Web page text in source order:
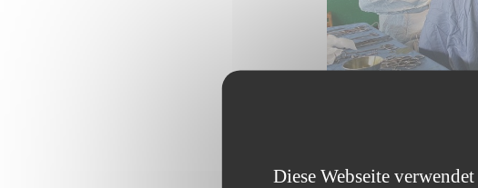
Diese Webseite